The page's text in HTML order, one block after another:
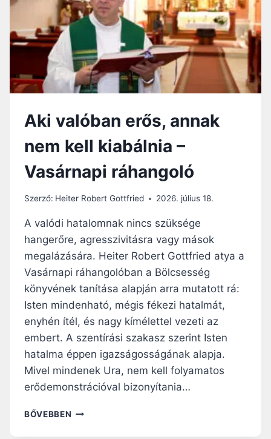
N
D
T
N
G
L
Ó
:
A
Z
R
I
D
N
A
Ó
S
Á
G
K
Í
M
L
E
T
Aki valóban erős, annak
nem kell kiabálnia –
Vasárnapi ráhangoló
Szerző: Heiter Robert Gottfried 2026. július 18.
A valódi hatalomnak nincs szüksége
hangerőre, agresszivitásra vagy mások
megalázására. Heiter Robert Gottfried atya a
Vasárnapi ráhangolóban a Bölcsesség
könyvének tanítása alapján arra mutatott rá:
Isten mindenható, mégis fékezi hatalmát,
enyhén ítél, és nagy kímélettel vezeti az
embert. A szentírási szakasz szerint Isten
hatalma éppen igazságosságának alapja.
Mivel mindenek Ura, nem kell folyamatos
erődemonstrációval bizonyítania…
BŐVEBBEN A